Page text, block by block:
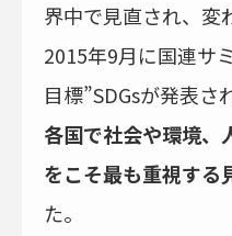
界中で見直され、変
2015年9月に国連サ
目標”SDGsが発表さ
各国で社会や環境、
をこそ最も重視する
た。